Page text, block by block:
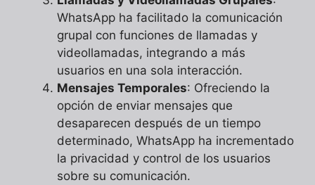
WhatsApp ha facilitado la comunicación
grupal con funciones de llamadas y
videollamadas, integrando a más
usuarios en una sola interacción.
Mensajes Temporales: Ofreciendo la
opción de enviar mensajes que
desaparecen después de un tiempo
determinado, WhatsApp ha incrementado
la privacidad y control de los usuarios
sobre su comunicación.